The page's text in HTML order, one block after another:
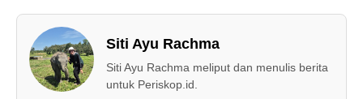
Siti Ayu Rachma
Siti Ayu Rachma meliput dan menulis berita
untuk Periskop.id.